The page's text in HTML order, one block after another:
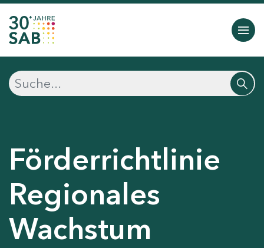
Förderrichtlinie
Regionales
Wachstum